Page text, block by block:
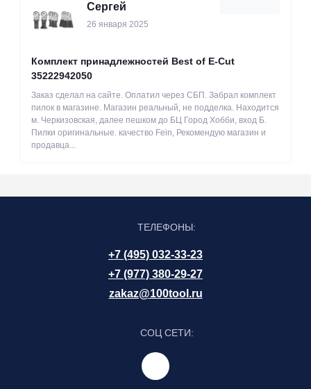
Сергей
26 января 2025
Комплект принадлежностей Best of E-Cut
35222942050
Заказ сделал на сайте. Оплатил через СБП. Забрал комплект
пилок в магазине. Магазин реальный, не подделка. Находится
м. Черкизовская, далее пешком до БЦ Город Хобби, вход Б.
Пилки оригинальные. качество Fein, Рекомендую магазин и
продавца...
ТЕЛЕФОНЫ:
+7 (495) 032-33-23
+7 (977) 380-29-27
zakaz@100tool.ru
СОЦ СЕТИ: